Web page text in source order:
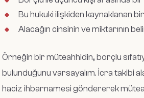
Bu hukuki ilişkiden kaynaklanan
Alacağın cinsinin ve miktarının
Örneğin bir müteahhidin, borçlu
bulunduğunu varsayalım. İcra takibi
haciz ihbarnamesi göndererek